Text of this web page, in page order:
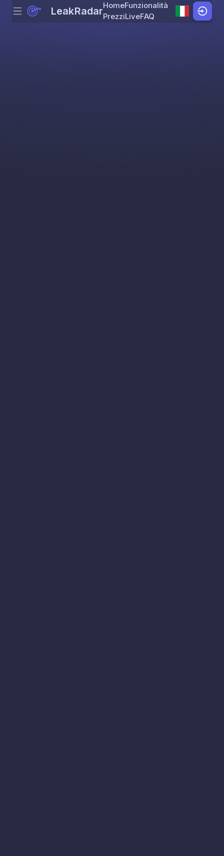
Skip to content
Menu LeakRadarHomeFunzionalità
PrezziLiveFAQ